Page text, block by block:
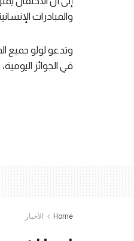
والمبادرات
وتدعو لولو جميع
في الجوائز
Home الأخبار